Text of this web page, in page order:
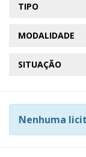
TIPO
MODALIDADE
SITUAÇÃO
Nenhuma